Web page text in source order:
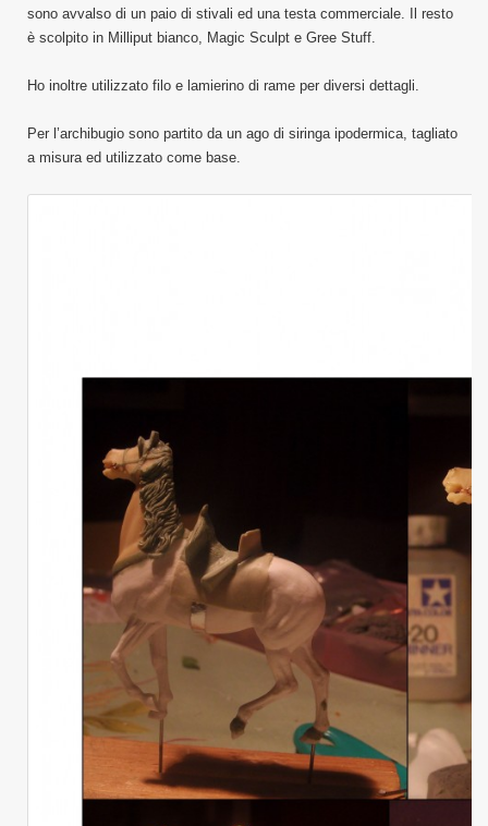
sono avvalso di un paio di stivali ed una testa commerciale. Il resto
è scolpito in Milliput bianco, Magic Sculpt e Gree Stuff.
Ho inoltre utilizzato filo e lamierino di rame per diversi dettagli.
Per l’archibugio sono partito da un ago di siringa ipodermica, tagliato
a misura ed utilizzato come base.